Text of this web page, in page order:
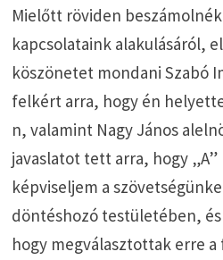
Mielőtt röviden
kapcsolataink alakulásáról,
köszönetet mondani Szabó
felkért arra, hogy én
n, valamint Nagy János
javaslatot tett arra, hogy
képviseljem a
döntéshozó testületében,
hogy megválasztottak erre a